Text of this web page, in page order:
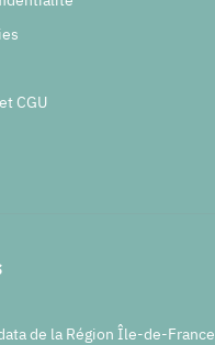
CGU
de la Région Île-de-France